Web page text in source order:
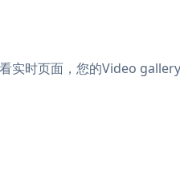
时页面，您的Video